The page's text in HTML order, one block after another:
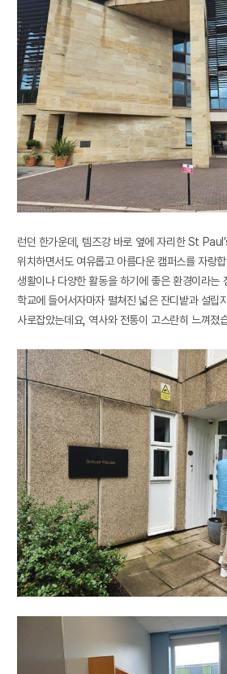
런던 한가운데 , 템즈강 바로 옆에 자리한St
위치하면서도 여유롭고 아름다운 캠퍼스를 자랑
생활이나 다양한 활동을 하기에 좋은 환경이라는
학교에 들어서자마자 펼쳐진 넓은 잔디밭과 설립
사로잡았는데요, 역사와 전통이 고스란히 느껴졌